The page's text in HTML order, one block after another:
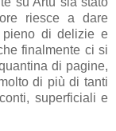
riesce a dare
pieno di delizie e
finalmente ci si
di pagine,
di più di tanti
superficiali e